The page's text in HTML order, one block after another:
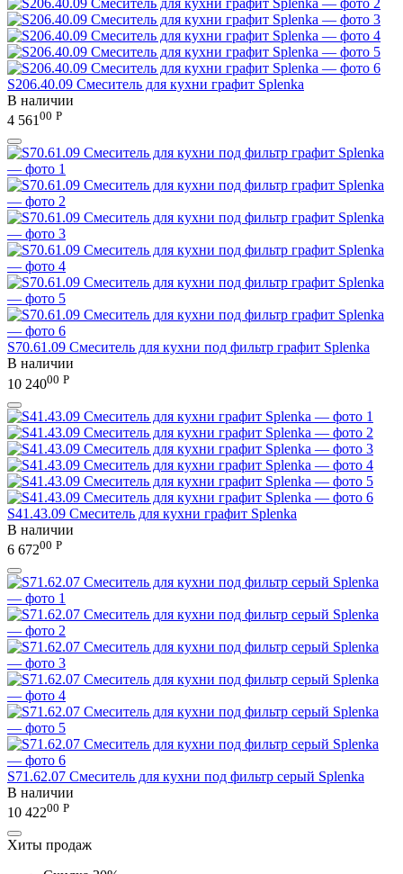
S206.40.09 Смеситель для кухни графит Splenka
В наличии
4 56100 Р
S70.61.09 Смеситель для кухни под фильтр графит Splenka
В наличии
10 24000 Р
S41.43.09 Смеситель для кухни графит Splenka
В наличии
6 67200 Р
S71.62.07 Смеситель для кухни под фильтр серый Splenka
В наличии
10 42200 Р
Хиты продаж